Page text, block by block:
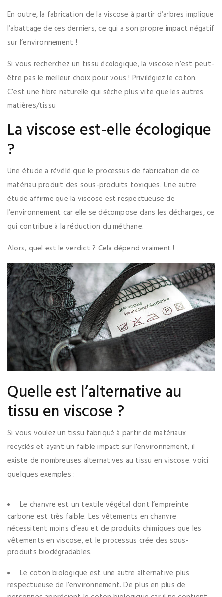
En outre, la fabrication de la viscose à partir d’arbres implique
l’abattage de ces derniers, ce qui a son propre impact négatif
sur l’environnement !
Si vous recherchez un tissu écologique, la viscose n’est peut-
être pas le meilleur choix pour vous ! Privilégiez le coton.
C’est une fibre naturelle qui sèche plus vite que les autres
matières/tissu.
La viscose est-elle écologique
?
Une étude a révélé que le processus de fabrication de ce
matériau produit des sous-produits toxiques. Une autre
étude affirme que la viscose est respectueuse de
l’environnement car elle se décompose dans les décharges, ce
qui contribue à la réduction du méthane.
Alors, quel est le verdict ? Cela dépend vraiment !
Quelle est l’alternative au
tissu en viscose ?
Si vous voulez un tissu fabriqué à partir de matériaux
recyclés et ayant un faible impact sur l’environnement, il
existe de nombreuses alternatives au tissu en viscose. voici
quelques exemples :
Le chanvre est un textile végétal dont l’empreinte
carbone est très faible. Les vêtements en chanvre
nécessitent moins d’eau et de produits chimiques que les
vêtements en viscose, et le processus crée des sous-
produits biodégradables.
Le coton biologique est une autre alternative plus
respectueuse de l’environnement. De plus en plus de